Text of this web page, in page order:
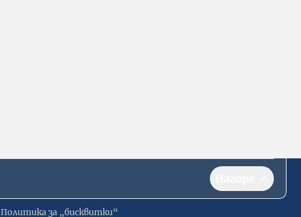
Политика за „бисквитки“